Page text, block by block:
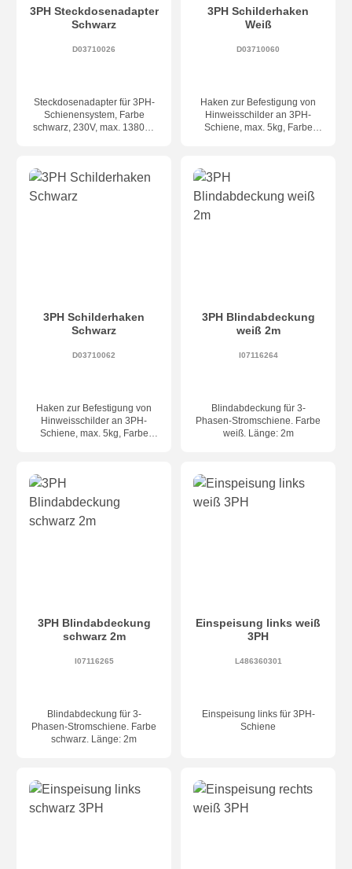
3PH Steckdosenadapter
Schwarz
D03710026
Steckdosenadapter für 3PH-
Schienensystem, Farbe
schwarz, 230V, max. 1380W,
3PH Schilderhaken
Weiß
D03710060
Haken zur Befestigung von
Hinweisschilder an 3PH-
Schiene, max. 5kg, Farbe
3PH Schilderhaken
Schwarz
D03710062
Haken zur Befestigung von
Hinweisschilder an 3PH-
Schiene, max. 5kg, Farbe
3PH Blindabdeckung
weiß 2m
I07116264
Blindabdeckung für 3-
Phasen-Stromschiene. Farbe
weiß. Länge: 2m
3PH Blindabdeckung
schwarz 2m
I07116265
Blindabdeckung für 3-
Phasen-Stromschiene. Farbe
schwarz. Länge: 2m
Einspeisung links weiß
3PH
L486360301
Einspeisung links für 3PH-
Schiene